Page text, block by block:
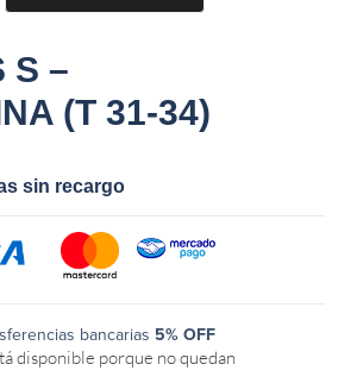
S –
(T 31-34)
sin recargo
bancarias 5% OFF
disponible porque no quedan